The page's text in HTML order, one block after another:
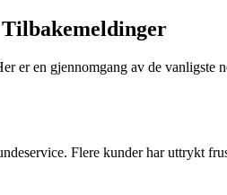
en gjennomgang av de vanligste
Flere kunder har uttrykt